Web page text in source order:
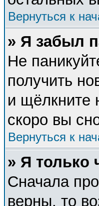
Вернуться к
» Я забыл
Не
получить
и щёлкните
скоро вы
Вернуться к
» Я только
Сначала
верны, то